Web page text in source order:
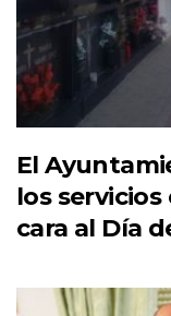
El
los
cara al Día